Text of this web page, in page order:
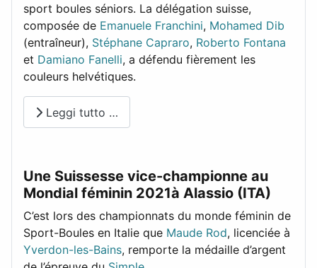
sport boules séniors. La délégation suisse,
composée de Emanuele Franchini, Mohamed Dib
(entraîneur), Stéphane Capraro, Roberto Fontana
et Damiano Fanelli, a défendu fièrement les
couleurs helvétiques.
Leggi tutto …
Une Suissesse vice-championne au
Mondial féminin 2021à Alassio (ITA)
C’est lors des championnats du monde féminin de
Sport-Boules en Italie que Maude Rod, licenciée à
Yverdon-les-Bains, remporte la médaille d’argent